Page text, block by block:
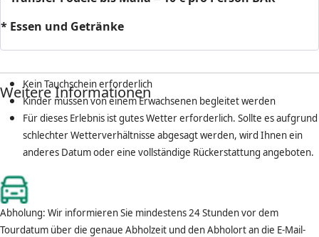
* Essen und Getränke
Weitere Informationen
Kein Tauchschein erforderlich
Kinder müssen von einem Erwachsenen begleitet werden
Für dieses Erlebnis ist gutes Wetter erforderlich. Sollte es aufgrund
schlechter Wetterverhältnisse abgesagt werden, wird Ihnen ein
anderes Datum oder eine vollständige Rückerstattung angeboten.
Abholung: Wir informieren Sie mindestens 24 Stunden vor dem
Tourdatum über die genaue Abholzeit und den Abholort an die E-Mail-